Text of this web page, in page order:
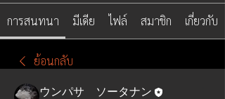
การสนทนา มีเดีย ไฟล์ สมาชิก เกี่ยวกับ
ย้อนกลับ
ウンパサ ソータナン